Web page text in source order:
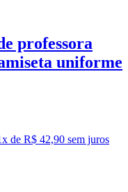
professora
uniforme
x de R$ 42,90 sem juros